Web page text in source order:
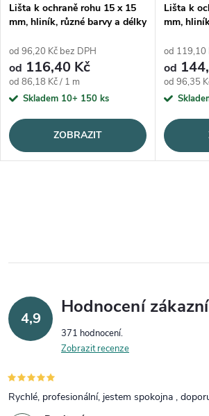
Lišta k ochraně rohu 15 x 15
mm, hliník, různé barvy a délky
od 96,20 Kč bez DPH
od 116,40 Kč
Měrná cena:
od 86,18 Kč / 1 m
Skladem 10+ 150 ks
ZOBRAZIT
Lišta k
mm,
od 119,10
od
Měrná
od 96,35
4,9
Hodnocení
371 hodnocení
Zobrazit recenze
Rychlé, profesionální, jestem spokojna ,